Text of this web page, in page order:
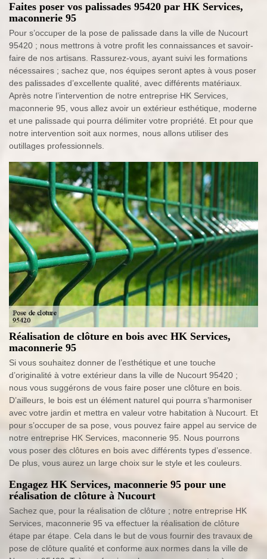
Faites poser vos palissades 95420 par HK Services,
maconnerie 95
Pour s’occuper de la pose de palissade dans la ville de Nucourt
95420 ; nous mettrons à votre profit les connaissances et savoir-
faire de nos artisans. Rassurez-vous, ayant suivi les formations
nécessaires ; sachez que, nos équipes seront aptes à vous poser
des palissades d’excellente qualité, avec différents matériaux.
Après notre l’intervention de notre entreprise HK Services,
maconnerie 95, vous allez avoir un extérieur esthétique, moderne
et une palissade qui pourra délimiter votre propriété. Et pour que
notre intervention soit aux normes, nous allons utiliser des
outillages professionnels.
Réalisation de clôture en bois avec HK Services,
maconnerie 95
Si vous souhaitez donner de l’esthétique et une touche
d’originalité à votre extérieur dans la ville de Nucourt 95420 ;
nous vous suggérons de vous faire poser une clôture en bois.
D’ailleurs, le bois est un élément naturel qui pourra s’harmoniser
avec votre jardin et mettra en valeur votre habitation à Nucourt. Et
pour s’occuper de sa pose, vous pouvez faire appel au service de
notre entreprise HK Services, maconnerie 95. Nous pourrons
vous poser des clôtures en bois avec différents types d’essence.
De plus, vous aurez un large choix sur le style et les couleurs.
Engagez HK Services, maconnerie 95 pour une
réalisation de clôture à Nucourt
Sachez que, pour la réalisation de clôture ; notre entreprise HK
Services, maconnerie 95 va effectuer la réalisation de clôture
étape par étape. Cela dans le but de vous fournir des travaux de
pose de clôture qualité et conforme aux normes dans la ville de